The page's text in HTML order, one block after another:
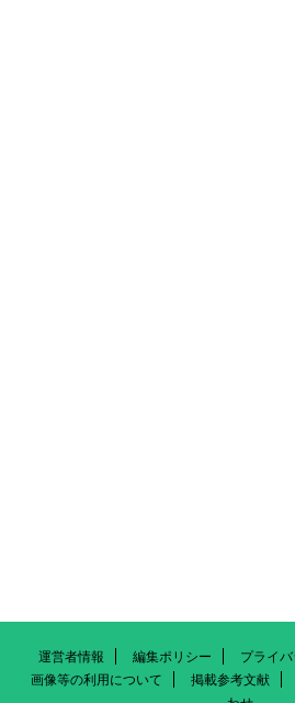
運営者情報 編集ポリシー プライ
画像等の利用について
掲載参考文献